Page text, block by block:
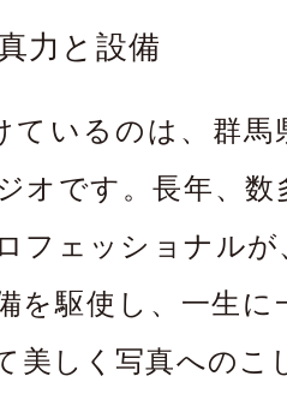
力と設備
ているのは、群馬
オです。長年、数
フェッショナルが
を駆使し、一生に
美しく写真へのこ